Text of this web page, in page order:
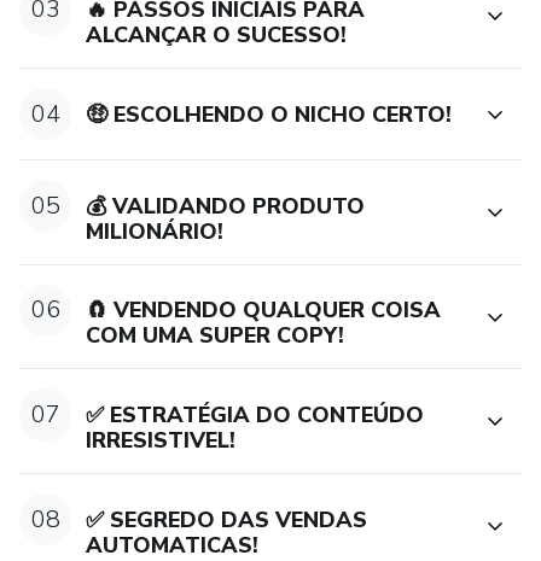
03
🔥 PASSOS INICIAIS PARA
ALCANÇAR O SUCESSO!
04 🤑 ESCOLHENDO O NICHO CERTO!
05
💰 VALIDANDO PRODUTO
MILIONÁRIO!
06
🧲 VENDENDO QUALQUER COISA
COM UMA SUPER COPY!
07
✅ ESTRATÉGIA DO CONTEÚDO
IRRESISTIVEL!
08
✅ SEGREDO DAS VENDAS
AUTOMATICAS!